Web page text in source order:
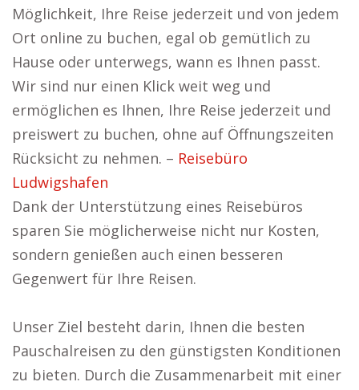
Möglichkeit, Ihre Reise jederzeit und von jedem
Ort online zu buchen, egal ob gemütlich zu
Hause oder unterwegs, wann es Ihnen passt.
Wir sind nur einen Klick weit weg und
ermöglichen es Ihnen, Ihre Reise jederzeit und
preiswert zu buchen, ohne auf Öffnungszeiten
Rücksicht zu nehmen. – Reisebüro
Ludwigshafen
Dank der Unterstützung eines Reisebüros
sparen Sie möglicherweise nicht nur Kosten,
sondern genießen auch einen besseren
Gegenwert für Ihre Reisen.
Unser Ziel besteht darin, Ihnen die besten
Pauschalreisen zu den günstigsten Konditionen
zu bieten. Durch die Zusammenarbeit mit einer